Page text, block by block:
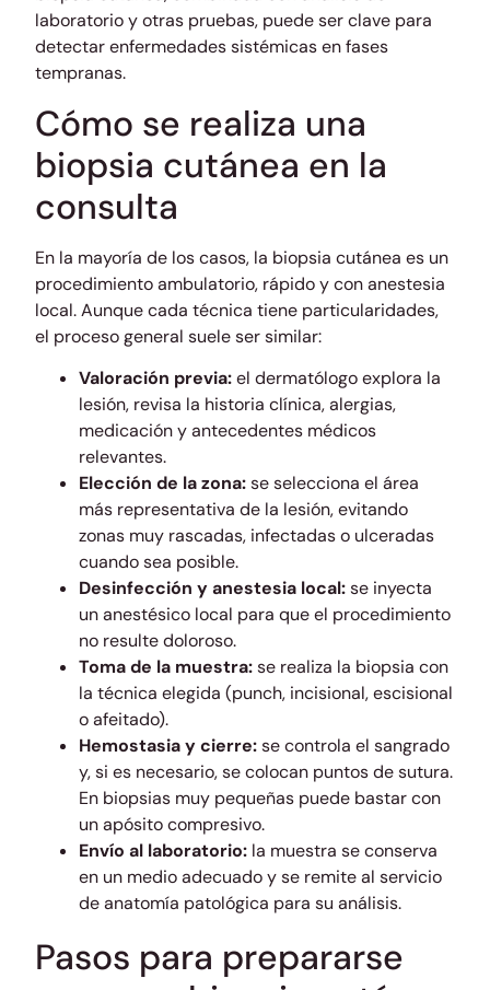
laboratorio y otras pruebas, puede ser clave para
detectar enfermedades sistémicas en fases
tempranas.
Cómo se realiza una
biopsia cutánea en la
consulta
En la mayoría de los casos, la biopsia cutánea es un
procedimiento ambulatorio, rápido y con anestesia
local. Aunque cada técnica tiene particularidades,
el proceso general suele ser similar:
Valoración previa:el dermatólogo explora la
lesión, revisa la historia clínica, alergias,
medicación y antecedentes médicos
relevantes.
Elección de la zona:se selecciona el área
más representativa de la lesión, evitando
zonas muy rascadas, infectadas o ulceradas
cuando sea posible.
Desinfección y anestesia local:se inyecta
un anestésico local para que el procedimiento
no resulte doloroso.
Toma de la muestra:se realiza la biopsia con
la técnica elegida (punch, incisional, escisional
o afeitado).
Hemostasia y cierre:se controla el sangrado
y, si es necesario, se colocan puntos de sutura.
En biopsias muy pequeñas puede bastar con
un apósito compresivo.
Envío al laboratorio: la muestra se conserva
en un medio adecuado y se remite al servicio
de anatomía patológica para su análisis.
Pasos para prepararse